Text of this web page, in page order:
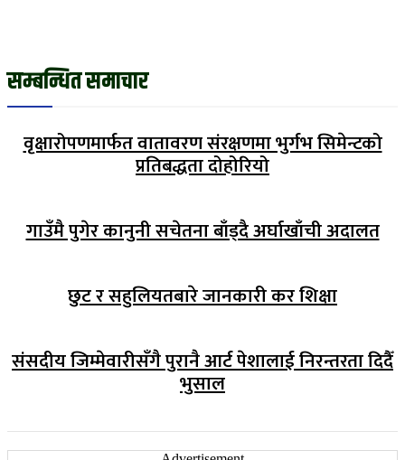
सम्बन्धित समाचार
वृक्षारोपणमार्फत वातावरण संरक्षणमा भुर्गभ सिमेन्टको
प्रतिबद्धता दोहोरियो
गाउँमै पुगेर कानुनी सचेतना बाँड्दै अर्घाखाँची अदालत
छुट र सहुलियतबारे जानकारी कर शिक्षा
संसदीय जिम्मेवारीसँगै पुरानै आर्ट पेशालाई निरन्तरता दिदैँ
भुसाल